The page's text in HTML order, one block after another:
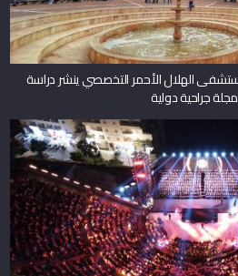
الهلال الأحمر التخصصي ينشر دراسة
جراحية دولية